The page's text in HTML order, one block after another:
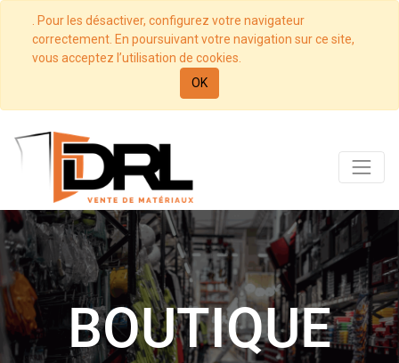
. Pour les désactiver, configurez votre navigateur
correctement. En poursuivant votre navigation sur ce site,
vous acceptez l’utilisation de cookies.
OK
BOUTIQUE